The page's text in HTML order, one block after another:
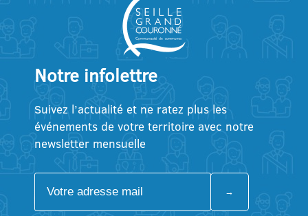
Notre infolettre
Suivez l’actualité et ne ratez plus les
événements de votre territoire avec notre
newsletter mensuelle